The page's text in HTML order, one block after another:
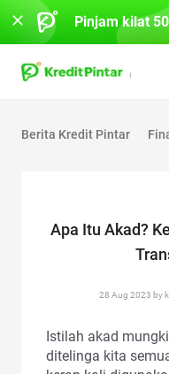
Berita Kredit Pintar
Apa Itu Akad?
28 Aug 2023 by
Istilah akad
ditelinga kita
Pinjam kilat